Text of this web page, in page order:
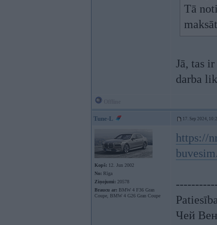
Tā
Jā, tas
darba
Tune-L 17. Sep 2024,
Kopš: 12. Jun 2002
No: Rīga
Ziņojumi: 20578
Braucu ar: BMW 4 F36 Gran
Coupe, BMW 4 G26 Gran Coupe
https://
Чей